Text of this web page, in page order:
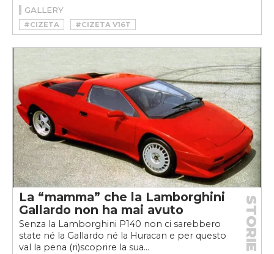
GALLERY
#CIZETA
#CIZETA V16T
#CIZETA-MORODER V16T
La “mamma” che la Lamborghini
Gallardo non ha mai avuto
Senza la Lamborghini P140 non ci sarebbero
state né la Gallardo né la Huracan e per questo
val la pena (ri)scoprire la sua...
STORIE